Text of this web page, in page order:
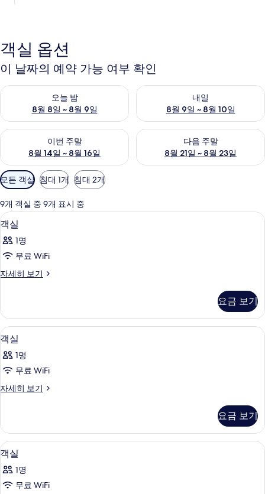
객실 옵션
이 날짜의 예약 가능 여부 확인
오늘 밤
8월 8일 ~ 8월 9일
오늘 밤 예약 가능 여부 확인, 8월 8일 ~ 8월 9일
내일
8월 9일 ~ 8월 10일
내일 예약 가능 여부 확인, 8월
이번 주말
8월 14일 ~ 8월 16일
이번 주말 예약 가능 여부 확인, 8월 14일 ~ 8월 16일
다음 주말
8월 21일 ~ 8월 23일
다음 주말 예약 가능 여부 확인
객
실
에
사
용
가
능
필
모든 객실 침대 1개 침대 2개
9개 객실 중 9개 표시 중
객
실
사
모
보
기
5
객실
1명
무료 WiFi
자세히 보기
객
히
보
기
요금 보기
객
실
사
모
보
기
5
객실
1명
무료 WiFi
자세히 보기
객
히
보
기
요금 보기
객
실
사
5
객실
1명
무료 WiFi